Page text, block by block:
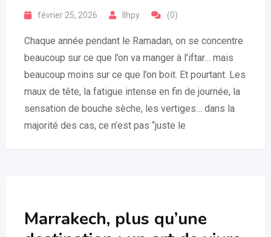
février 25, 2026 llhpy (0)
Chaque année pendant le Ramadan, on se concentre
beaucoup sur ce que l’on va manger à l’iftar… mais
beaucoup moins sur ce que l’on boit. Et pourtant. Les
maux de tête, la fatigue intense en fin de journée, la
sensation de bouche sèche, les vertiges… dans la
majorité des cas, ce n’est pas “juste le
Marrakech, plus qu’une